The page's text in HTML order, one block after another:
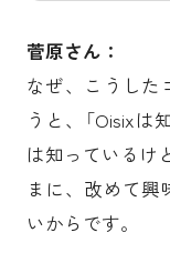
菅原さん：
なぜ、こうした
うと、「Oisixは
は知っているけ
まに、改めて
いからです。